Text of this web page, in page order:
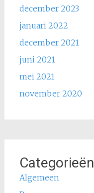
december 2023
januari 2022
december 2021
juni 2021
mei 2021
november 2020
Categorieën
Algemeen